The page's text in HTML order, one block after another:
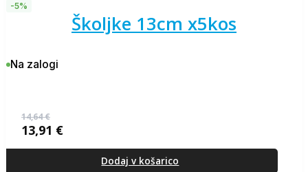
-5%
školjke 13cm x5kos
Na zalogi
14,64€
cena
13,91 €
cena
Dodaj v košarico